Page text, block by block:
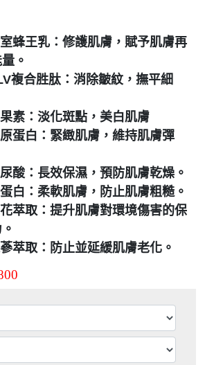
蜂王乳：修護肌膚，賦予肌膚再
。
複合胜肽：消除皺紋，撫平細
素：淡化斑點，美白肌膚
蛋白：緊緻肌膚，維持肌膚彈
酸：長效保濕，預防肌膚乾燥。
白：柔軟肌膚，防止肌膚粗糙。
萃取：提升肌膚對環境傷害的保
萃取：防止並延緩肌膚老化。